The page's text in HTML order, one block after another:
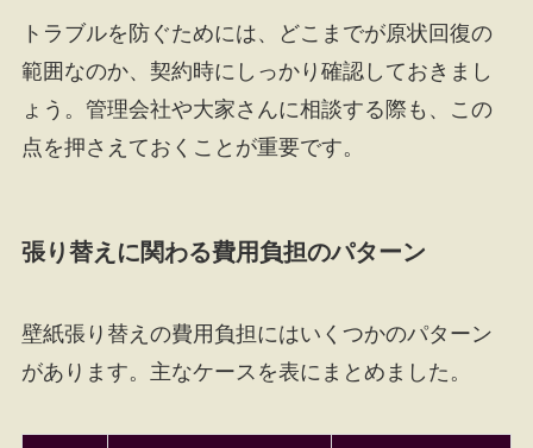
トラブルを防ぐためには、どこまでが原状回復の
範囲なのか、契約時にしっかり確認しておきまし
ょう。管理会社や大家さんに相談する際も、この
点を押さえておくことが重要です。
張り替えに関わる費用負担のパターン
壁紙張り替えの費用負担にはいくつかのパターン
があります。主なケースを表にまとめました。